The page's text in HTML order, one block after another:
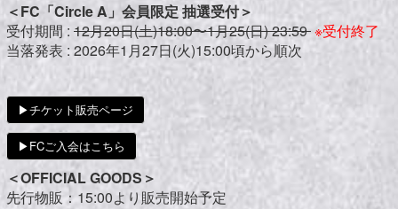
＜FC「Circle A」会員限定 抽選受付＞
受付期間 : 12月20日(土)18:00〜1月25(日) 23:59※受付終了
当落発表 : 2026年1月27日(火)15:00頃から順次
▶︎チケット販売ページ
▶︎FCご入会はこちら
＜OFFICIAL GOODS＞
先行物販：15:00より販売開始予定